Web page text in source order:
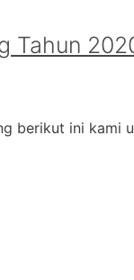
Tahun
berikut ini kami